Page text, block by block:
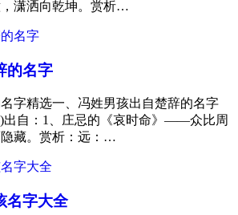
潇洒向乾坤。赏析…
的名字
字精选一、冯姓男孩出自楚辞的名字
出自：1、庄忌的《哀时命》——众比周
藏。赏析：远：…
名字大全